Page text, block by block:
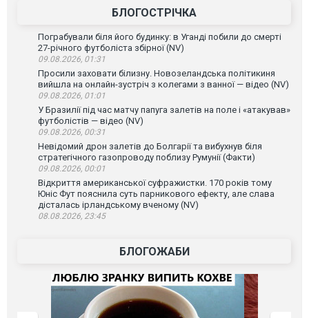
БЛОГОСТРІЧКА
Пограбували біля його будинку: в Уганді побили до смерті
27-річного футболіста збірної (NV)
09.08.2026, 01:31
Просили заховати білизну. Новозеландська політикиня
вийшла на онлайн-зустріч з колегами з ванної — відео (NV)
09.08.2026, 01:01
У Бразилії під час матчу папуга залетів на поле і «атакував»
футболістів — відео (NV)
09.08.2026, 00:31
Невідомий дрон залетів до Болгарії та вибухнув біля
стратегічного газопроводу поблизу Румунії (Факти)
09.08.2026, 00:01
Відкриття американської суфражистки. 170 років тому
Юніс Фут пояснила суть парникового ефекту, але слава
дісталась ірландському вченому (NV)
08.08.2026, 23:45
БЛОГОЖАБИ